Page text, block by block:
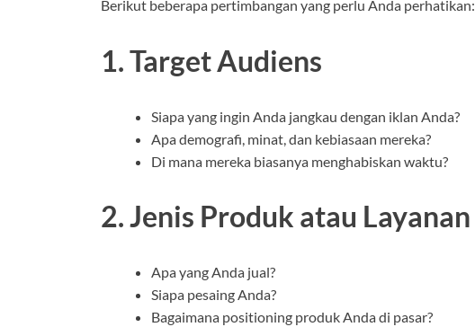
Berikut beberapa pertimbangan yang perlu Anda perhatikan:
1. Target Audiens
Siapa yang ingin Anda jangkau dengan iklan Anda?
Apa demografi, minat, dan kebiasaan mereka?
Di mana mereka biasanya menghabiskan waktu?
2. Jenis Produk atau Layanan
Apa yang Anda jual?
Siapa pesaing Anda?
Bagaimana positioning produk Anda di pasar?